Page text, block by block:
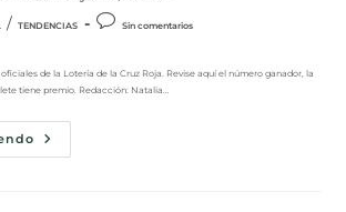
/ TENDENCIAS Sin comentarios
de la Lotería de la Cruz Roja. Revise aquí el número ganador, la
tiene premio. Redacción: Natalia…